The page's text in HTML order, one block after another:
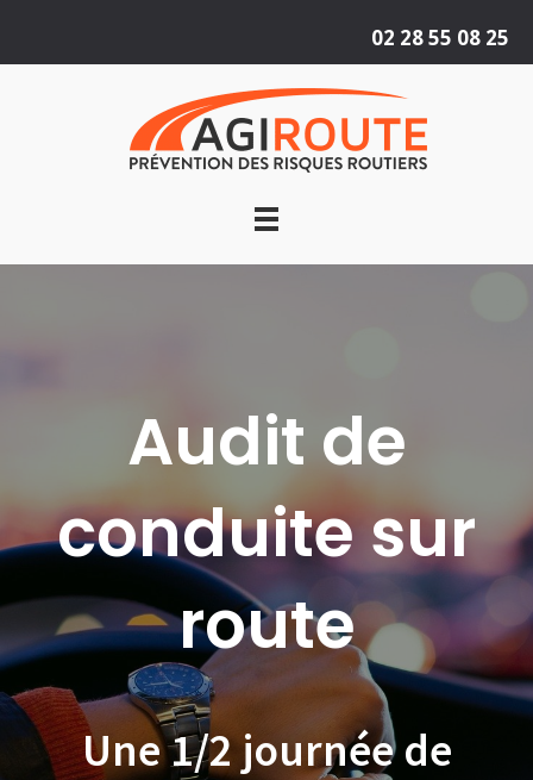
02 28 55 08 25
Audit de
conduite sur
route
Une 1/2 journée de